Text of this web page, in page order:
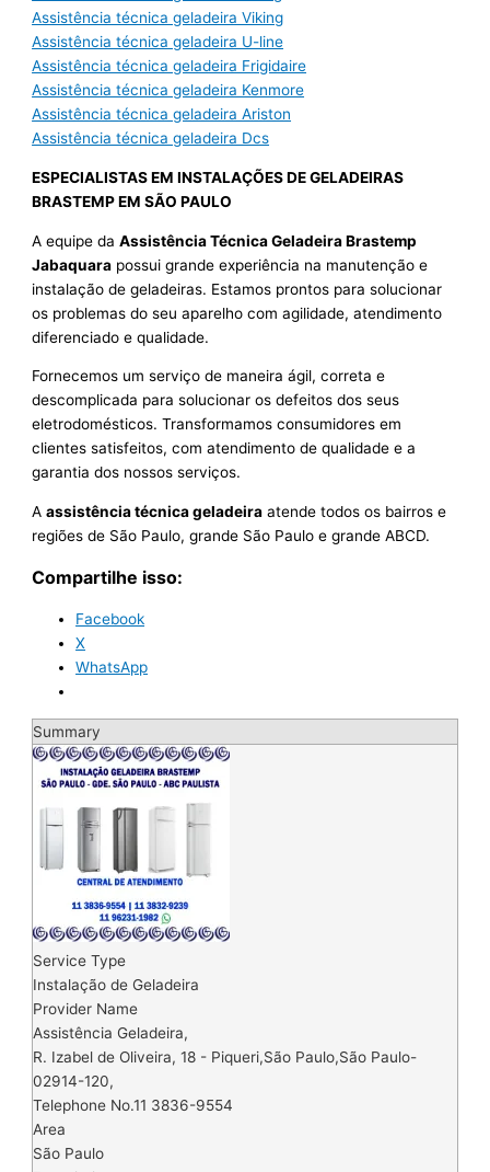
Assistência técnica geladeira Viking
Assistência técnica geladeira U-line
Assistência técnica geladeira Frigidaire
Assistência técnica geladeira Kenmore
Assistência técnica geladeira Ariston
Assistência técnica geladeira Dcs
ESPECIALISTAS EM INSTALAÇÕES DE GELADEIRAS
BRASTEMP EM SÃO PAULO
A equipe daAssistência Técnica Geladeira Brastemp
Jabaquara possui grande experiência na manutenção e
instalação de geladeiras. Estamos prontos para solucionar
os problemas do seu aparelho com agilidade, atendimento
diferenciado e qualidade.
Fornecemos um serviço de maneira ágil, correta e
descomplicada para solucionar os defeitos dos seus
eletrodomésticos. Transformamos consumidores em
clientes satisfeitos, com atendimento de qualidade e a
garantia dos nossos serviços.
Aassistência técnica geladeira atende todos os bairros e
regiões de São Paulo, grande São Paulo e grande ABCD.
Compartilhe isso:
Facebook
X
WhatsApp
Summary
Service Type
Instalação de Geladeira
Provider Name
Assistência Geladeira,
R. Izabel de Oliveira, 18 - Piqueri,São Paulo,São Paulo-
02914-120,
Telephone No.11 3836-9554
Area
São Paulo